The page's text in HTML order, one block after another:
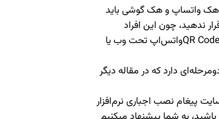
هک واتساپ و هک گوشی باید
ندهید، چون این افراد
می‌توانند کد شش‌رقمیارسال‌شده به شماره شما را سرقت کرده ویا از طریق اسکن QR Codeواتس‌اپ تحت وب یا
دارد که در مقاله دیگر
پیغام نصب اجباری نرم‌افزار